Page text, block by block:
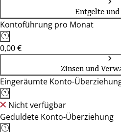
Entgelte
Kontoführung pro Monat
0,00 €
Zinsen und
Eingeräumte Konto-
Nicht verfügbar
Geduldete Konto-Überziehung